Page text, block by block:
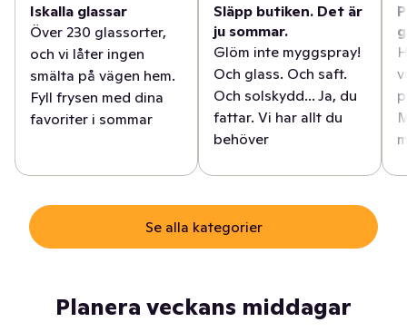
Iskalla glassar
Över 230 glassorter,
och vi låter ingen
smälta på vägen hem.
Fyll frysen med dina
favoriter i sommar
Släpp butiken. Det är
ju sommar.
Glöm inte myggspray!
Och glass. Och saft.
Och solskydd... Ja, du
fattar. Vi har allt du
behöver
Se alla kategorier
Planera veckans middagar